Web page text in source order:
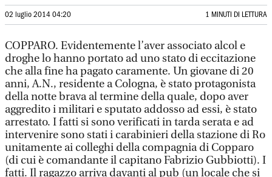
02 luglio 2014 04:20 1 MINUTI DI LETTURA
COPPARO. Evidentemente l’aver associato alcol e
droghe lo hanno portato ad uno stato di eccitazione
che alla fine ha pagato caramente. Un giovane di 20
anni, A.N., residente a Cologna, è stato protagonista
della notte brava al termine della quale, dopo aver
aggredito i militari e sputato addosso ad essi, è stato
arrestato. I fatti si sono verificati in tarda serata e ad
intervenire sono stati i carabinieri della stazione di Ro
unitamente ai colleghi della compagnia di Copparo
(di cui è comandante il capitano Fabrizio Gubbiotti). I
fatti. Il ragazzo arriva davanti al pub (un locale che si